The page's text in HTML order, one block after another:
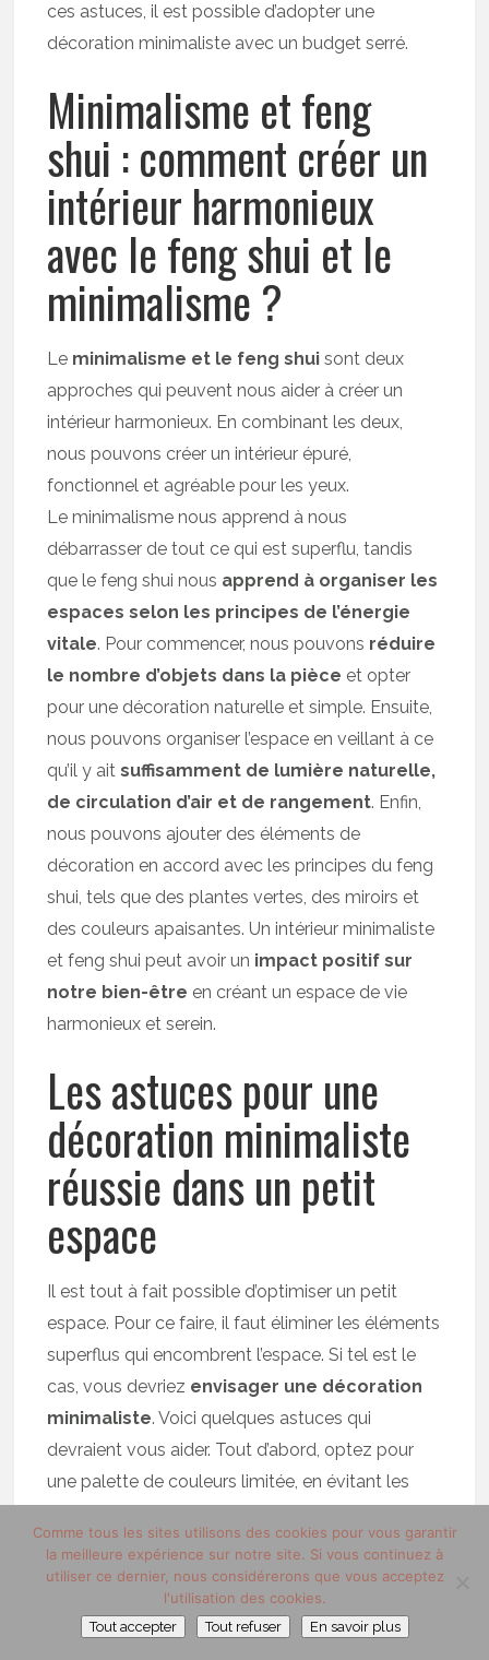
ces astuces, il est possible d’adopter une
décoration minimaliste avec un budget serré.
Minimalisme et feng
shui : comment créer un
intérieur harmonieux
avec le feng shui et le
minimalisme ?
Le minimalisme et le feng shui sont deux
approches qui peuvent nous aider à créer un
intérieur harmonieux. En combinant les deux,
nous pouvons créer un intérieur épuré,
fonctionnel et agréable pour les yeux.
Le minimalisme nous apprend à nous
débarrasser de tout ce qui est superflu, tandis
que le feng shui nous apprend à organiser les
espaces selon les principes de l’énergie
vitale. Pour commencer, nous pouvons réduire
le nombre d’objets dans la pièce et opter
pour une décoration naturelle et simple. Ensuite,
nous pouvons organiser l’espace en veillant à ce
qu’il y ait suffisamment de lumière naturelle,
de circulation d’air et de rangement. Enfin,
nous pouvons ajouter des éléments de
décoration en accord avec les principes du feng
shui, tels que des plantes vertes, des miroirs et
des couleurs apaisantes. Un intérieur minimaliste
et feng shui peut avoir un impact positif sur
notre bien-être en créant un espace de vie
harmonieux et serein.
Les astuces pour une
décoration minimaliste
réussie dans un petit
espace
Il est tout à fait possible d’optimiser un petit
espace. Pour ce faire, il faut éliminer les éléments
superflus qui encombrent l’espace. Si tel est le
cas, vous devriez envisager une décoration
minimaliste. Voici quelques astuces qui
devraient vous aider. Tout d’abord, optez pour
une palette de couleurs limitée, en évitant les
douces. Puis, choisissez des meubles
fonctionnels et pratiquesqui peuvent être
utilisés pour plusieurs tâches, comme un
canapé-litou des étagères avec des
Comme tous les sites utilisons des cookies pour vous garantir
la meilleure expérience sur notre site. Si vous continuez à
utiliser ce dernier, nous considérerons que vous acceptez
l'utilisation des cookies.
Tout accepter Tout refuser En savoir plus